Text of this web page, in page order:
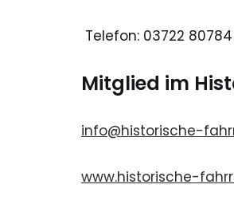
Telefon: 03722 80784
Mitglied im
info@historische-
www.historische-